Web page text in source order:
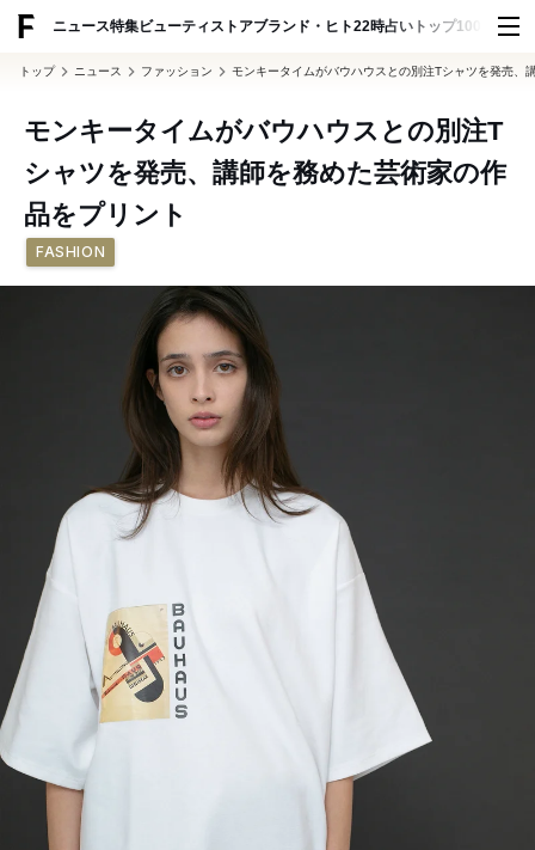
ニュース特集ビューティ ストアブランド・ヒト22時占い トップ100 スナッ
トップ ニュース ファッション モンキータイムがバウハウスとの別注Tシャツを発売、
モンキータイムがバウハウスとの別注T
シャツを発売、講師を務めた芸術家の作
品をプリント
FASHION